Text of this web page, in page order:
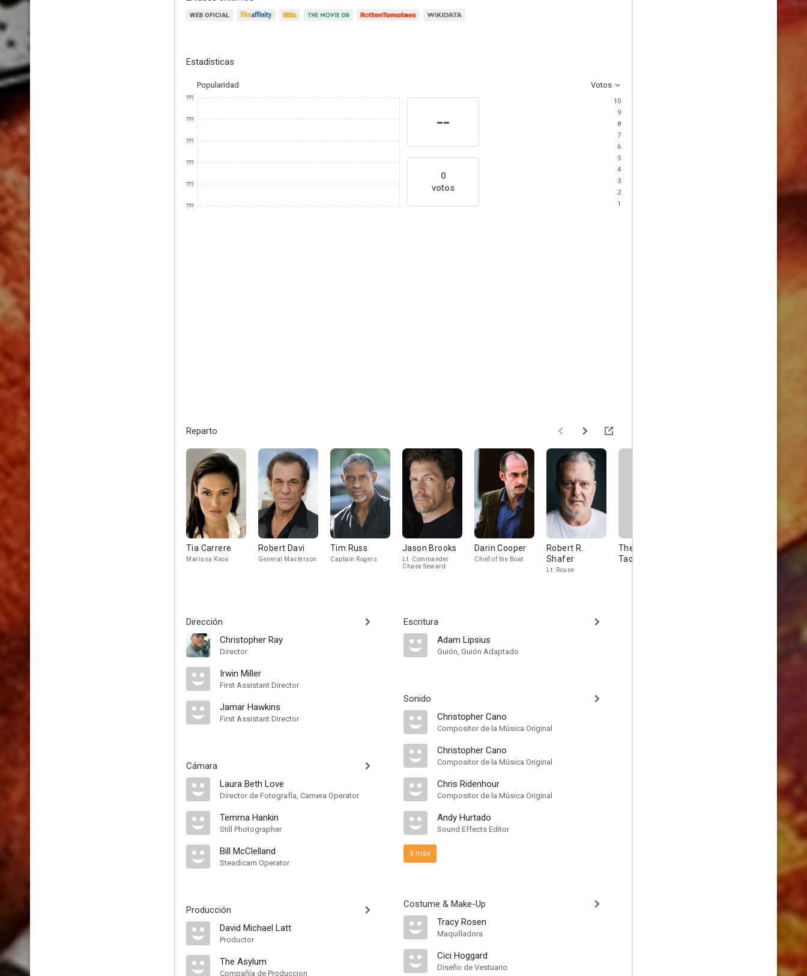
Estadísticas
Popularidad Votos
???
???
???
???
???
???
--
0
votos
10
9
8
7
6
5
4
3
2
1
Reparto
Tia Carrere
Marissa Knox
Robert Davi
General Masterson
Tim Russ
Captain Rogers
Jason Brooks
Lt. Commander
Chase Seward
Darin Cooper
Chief of the Boat
Robert R.
Shafer
Lt. Rouse
Theresa Jun-
Tao
Gerald
Dirección
Christopher Ray
Director
Irwin Miller
First Assistant Director
Jamar Hawkins
First Assistant Director
Cámara
Laura Beth Love
Director de Fotografía, Camera Operator
Temma Hankin
Still Photographer
Bill McClelland
Steadicam Operator
Producción
David Michael Latt
Productor
The Asylum
Compañía de Produccion
Escritura
Adam Lipsius
Guión, Guión Adaptado
Sonido
Christopher Cano
Compositor de la Música Original
Christopher Cano
Compositor de la Música Original
Chris Ridenhour
Compositor de la Música Original
Andy Hurtado
Sound Effects Editor
3 más
Costume & Make-Up
Tracy Rosen
Maquilladora
Cici Hoggard
Diseño de Vestuario